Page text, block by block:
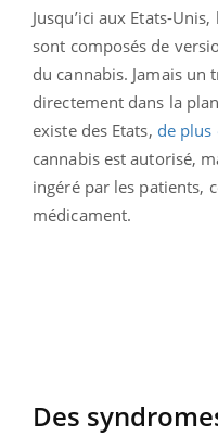
Jusqu’ici aux Etats-
sont composés de
du cannabis. Jamais un
directement dans la
existe des Etats, de
cannabis est autorisé,
ingéré par les patients,
médicament.
Des